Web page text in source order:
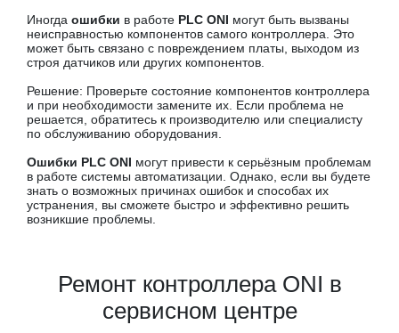
Иногда ошибки в работе PLC ONI могут быть вызваны
неисправностью компонентов самого контроллера. Это
может быть связано с повреждением платы, выходом из
строя датчиков или других компонентов.
Решение: Проверьте состояние компонентов контроллера
и при необходимости замените их. Если проблема не
решается, обратитесь к производителю или специалисту
по обслуживанию оборудования.
Ошибки PLC ONI могут привести к серьёзным проблемам
в работе системы автоматизации. Однако, если вы будете
знать о возможных причинах ошибок и способах их
устранения, вы сможете быстро и эффективно решить
возникшие проблемы.
Ремонт контроллера ONI в
сервисном центре